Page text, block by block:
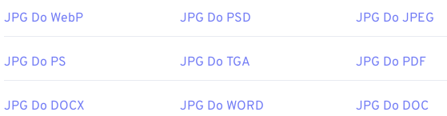
JPG Do WebP JPG Do PSD JPG Do JPEG
JPG Do PS JPG Do TGA JPG Do PDF
JPG Do DOCX JPG Do WORD JPG Do DOC